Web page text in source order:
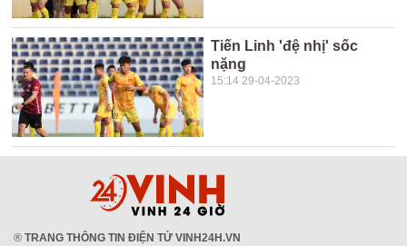
Tiến Linh 'đệ nhị' sốc
nặng
15:14 29-04-2023
® TRANG THÔNG TIN ĐIỆN TỬ VINH24H.VN